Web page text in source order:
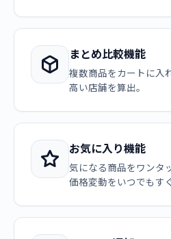
まとめ比較機能
複数商品をカートに入
高い店舗を算出。
お気に入り機能
気になる商品をワンタ
価格変動をいつでもす